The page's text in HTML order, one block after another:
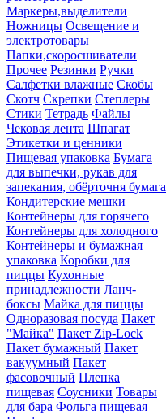
Маркеры,выделители
Ножницы Освещение и
электротовары
Папки,скоросшиватели
Прочее Резинки Ручки
Салфетки влажные Скобы
Скотч Скрепки Степлеры
Стики Тетрадь Файлы
Чековая лента Шпагат
Этикетки и ценники
Пищевая упаковка Бумага
для выпечки, рукав для
запекания, обёрточня бумага
Кондитерские мешки
Контейнеры для горячего
Контейнеры для холодного
Контейнеры и бумажная
упаковка Коробки для
пиццы Кухонные
принадлежности Ланч-
боксы Майка для пиццы
Одноразовая посуда Пакет
"Майка" Пакет Zip-Lock
Пакет бумажный Пакет
вакуумный Пакет
фасовочный Пленка
пищевая Соусники Товары
для бара Фольга пищевая